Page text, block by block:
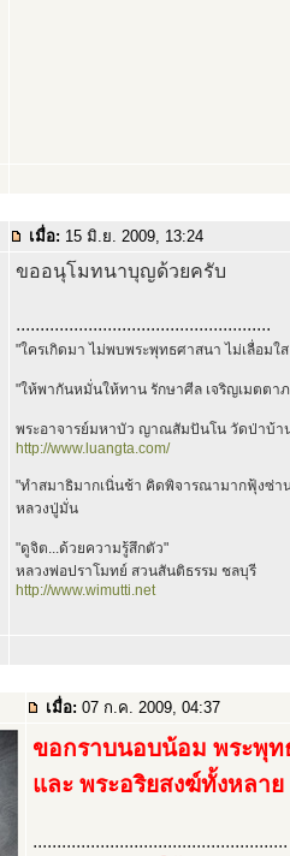
เมื่อ: 15 มิ.ย. 2009, 13:24
ขออนุโมทนาบุญด้วยครับ
.....................................................
"ใครเกิดมา ไม่พบพระพุทธศาสนา ไม่เลื่อม
"ให้พากันหมั่นให้ทาน รักษาศีล เจริญเมตตา
พระอาจารย์มหาบัว ญาณสัมปันโน วัดป่าบ้า
http://www.luangta.com/
"ทำสมาธิมากเนิ่นช้า คิดพิจารณามากฟุ้งซ่า
หลวงปู่มั่น
"ดูจิต...ด้วยความรู้สึกตัว"
หลวงพ่อปราโมทย์ สวนสันติธรรม ชลบุรี
http://www.wimutti.net
เมื่อ: 07 ก.ค. 2009, 04:37
ขอกราบนอบน้อม พระพุท
และ พระอริยสงฆ์ทั้งหลา
.....................................................